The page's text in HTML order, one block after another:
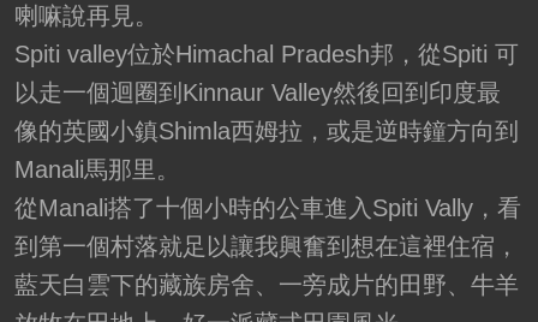
喇嘛說再見。
Spiti valley位於Himachal Pradesh邦，從Spiti 可
以走一個迴圈到Kinnaur Valley然後回到印度最
像的英國小鎮Shimla西姆拉，或是逆時鐘方向到
Manali馬那里。
從Manali搭了十個小時的公車進入Spiti Vally，看
到第一個村落就足以讓我興奮到想在這裡住宿，
藍天白雲下的藏族房舍、一旁成片的田野、牛羊